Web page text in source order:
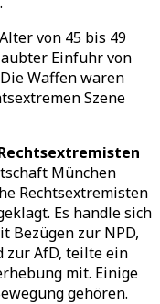
von 45 bis 49
Einfuhr von
Waffen waren
Szene
München
Rechtsextremisten
Es handle sich
Bezügen zur NPD,
zur AfD, teilte ein
mit. Einige
gehören.